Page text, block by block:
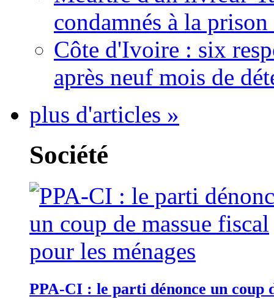
condamnés à la
Côte d'Ivoire : six
après neuf mois de
plus d'articles »
Société
PPA-CI : le parti dénonce un coup